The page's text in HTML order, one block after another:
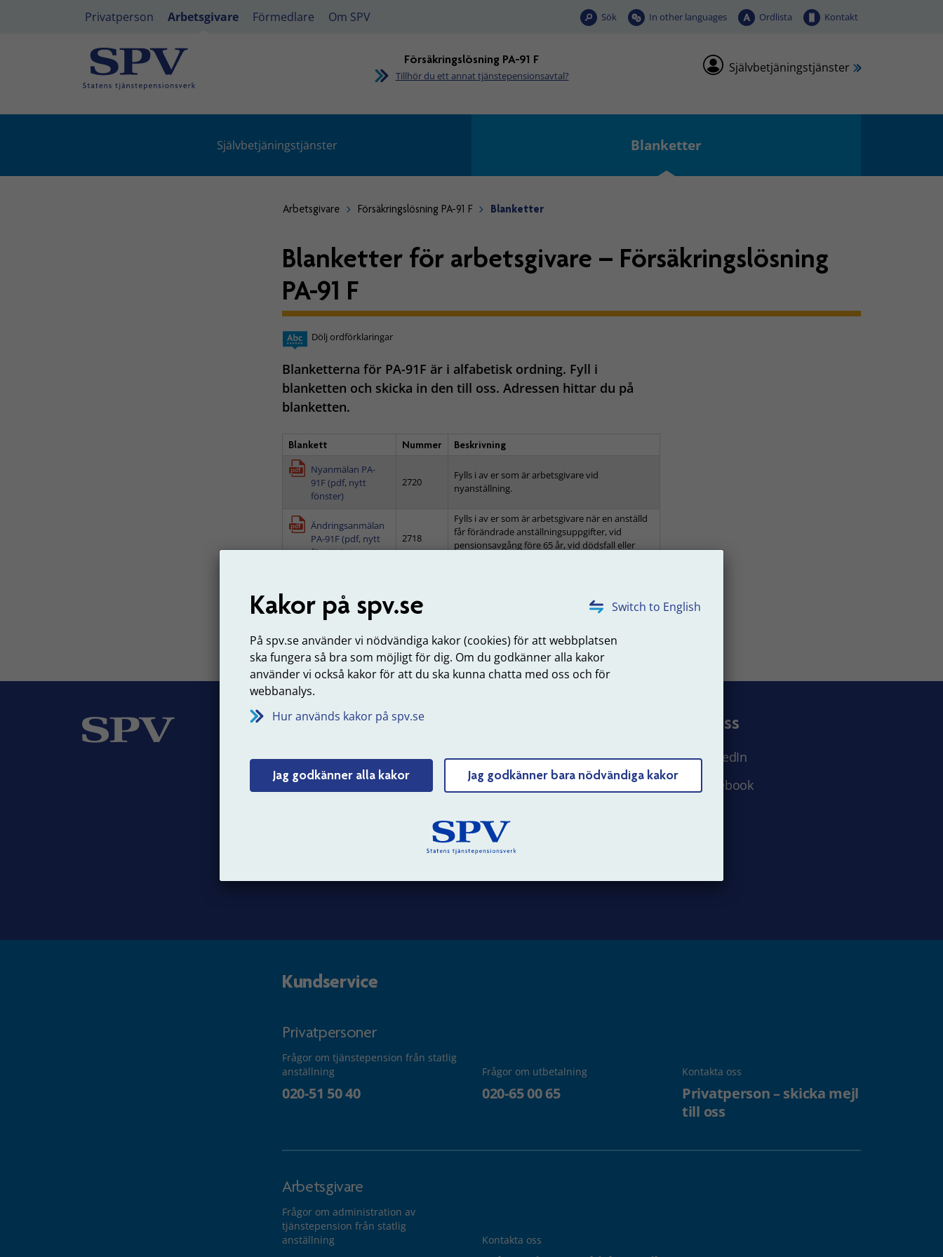
Switch to English
Kakor på spv.se
På spv.se använder vi nödvändiga kakor (cookies) för att webbplatsen
ska fungera så bra som möjligt för dig. Om du godkänner alla kakor
använder vi också kakor för att du ska kunna chatta med oss och för
webbanalys.
Hur används kakor på spv.se
Jag godkänner alla kakor Jag godkänner bara nödvändiga kakor
Privatperson Arbetsgivare Förmedlare Om SPV Sök In other languages Ordlista Kontakt
Försäkringslösning PA-91 F
Tillhör du ett annat tjänstepensionsavtal?
Självbetjäningstjänster
Självbetjäningstjänster Blanketter
Arbetsgivare Försäkringslösning PA-91 F Blanketter
Blanketter för arbetsgivare – Försäkringslösning
PA-91 F
Dölj ordförklaringar
Blanketterna för PA-91F är i alfabetisk ordning. Fyll i
blanketten och skicka in den till oss. Adressen hittar du på
blanketten.
Blankett Nummer
Beskrivning
Nyanmälan PA-
91F (pdf, nytt
fönster)
2720
Fylls i av er som är arbetsgivare vid
nyanställning.
Ändringsanmälan
PA-91F (pdf, nytt
fönster)
2718
Fylls i av er som är arbetsgivare när en anställd
får förändrade anställningsuppgifter, vid
pensionsavgång före 65 år, vid dödsfall eller
Tyck till om sidans innehåll
Om SPV
Vår verksamhet
Jobba hos oss
Webbkarta
Struktur och innehåll
Tillgänglighet
Följ oss
LinkedIn
Facebook
Kundservice
Privatpersoner
Frågor om tjänstepension från statlig
anställning
020-51 50 40
Frågor om utbetalning
020-65 00 65
Kontakta oss
Privatperson – skicka mejl
till oss
Arbetsgivare
Frågor om administration av
tjänstepension från statlig
anställning
Kontakta oss